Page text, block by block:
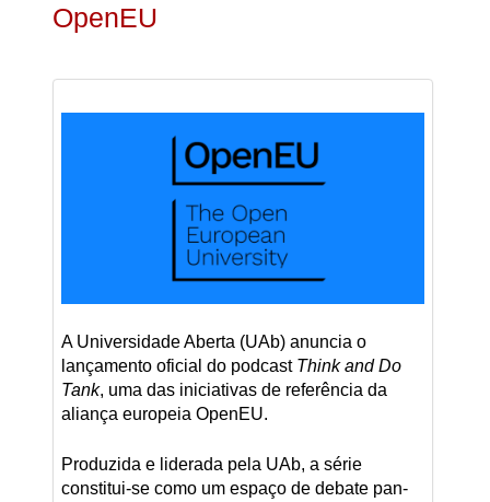
OpenEU
A Universidade Aberta (UAb) anuncia o
lançamento oficial do podcast Think and Do
Tank, uma das iniciativas de referência da
aliança europeia OpenEU.
Produzida e liderada pela UAb, a série
constitui-se como um espaço de debate pan-